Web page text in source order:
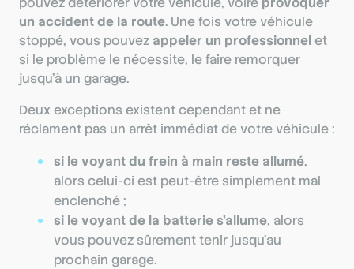
un accident de la route. Une fois votre véhicule
stoppé, vous pouvez appeler un professionnelet
si le problème le nécessite, le faire remorquer
jusqu’à un garage.
Deux exceptions existent cependant et ne
réclament pas un arrêt immédiat de votre véhicule :
si le voyant du frein à main reste allumé,
alors celui-ci est peut-être simplement mal
enclenché ;
si le voyant de la batterie s’allume, alors
vous pouvez sûrement tenir jusqu’au
prochain garage.